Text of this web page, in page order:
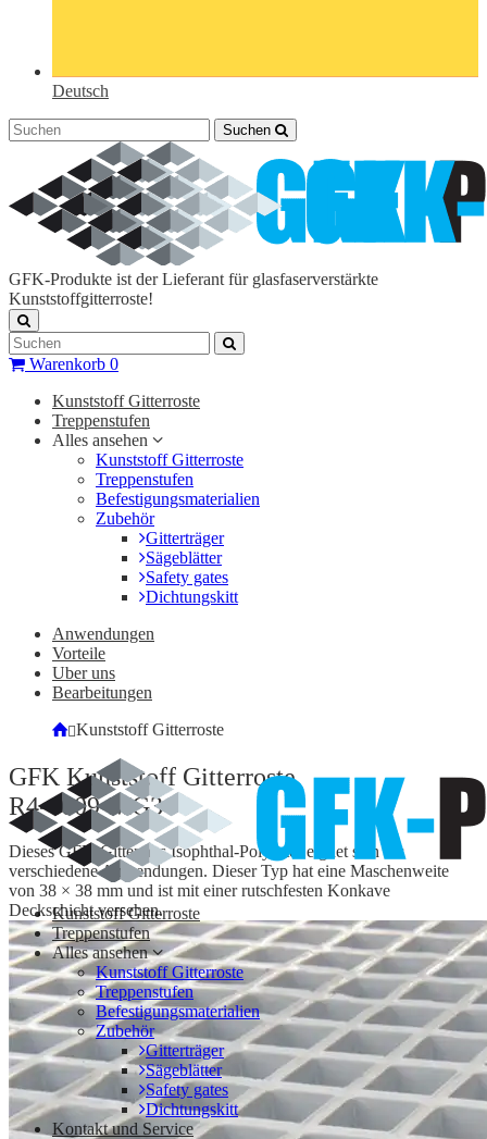
Deutsch
Suchen
GFK-Produkte ist der Lieferant für glasfaserverstärkte
Kunststoffgitterroste!
Warenkorb 0
Kunststoff Gitterroste
Treppenstufen
Alles ansehen
Kunststoff Gitterroste
Treppenstufen
Befestigungsmaterialien
Zubehör
Gitterträger
Sägeblätter
Safety gates
Dichtungskitt
Anwendungen
Vorteile
Uber uns
Bearbeitungen
Kunststoff Gitterroste
Kunststoff Gitterroste
Treppenstufen
Alles ansehen
Kunststoff Gitterroste
Treppenstufen
Befestigungsmaterialien
Zubehör
Gitterträger
Sägeblätter
Safety gates
Dichtungskitt
Kontakt und Service
GFK Kunststoff Gitterroste
R4-4009-MG3
Dieses GFK-Gitter aus Isophthal-Polyester eignet sich für
verschiedene Anwendungen. Dieser Typ hat eine Maschenweite
von 38 × 38 mm und ist mit einer rutschfesten Konkave
Deckschicht versehen.